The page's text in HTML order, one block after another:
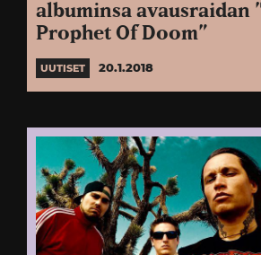
albuminsa avausraidan
Prophet Of Doom”
UUTISET 20.1.2018